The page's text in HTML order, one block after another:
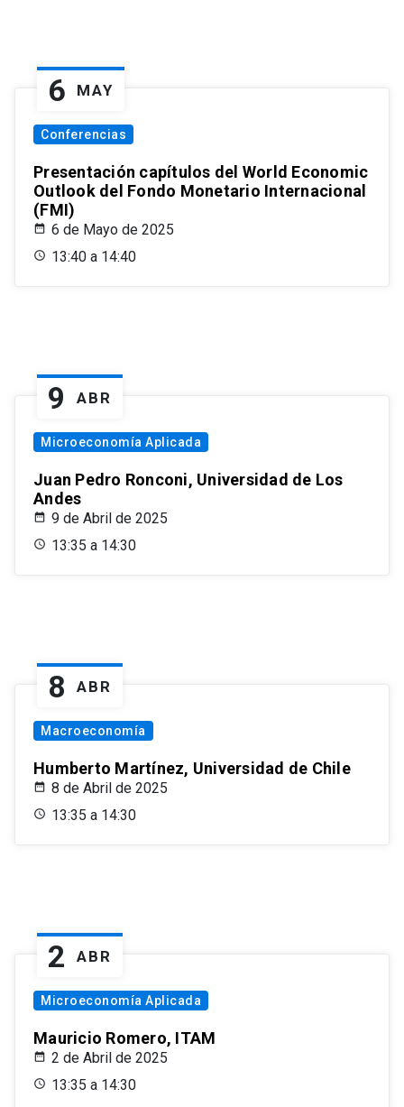
6 MAY
Conferencias
Presentación capítulos del World Economic
Outlook del Fondo Monetario Internacional
(FMI)
6 de Mayo de 2025
13:40 a 14:40
9 ABR
Microeconomía Aplicada
Juan Pedro Ronconi, Universidad de Los
Andes
9 de Abril de 2025
13:35 a 14:30
8 ABR
Macroeconomía
Humberto Martínez, Universidad de Chile
8 de Abril de 2025
13:35 a 14:30
2 ABR
Microeconomía Aplicada
Mauricio Romero, ITAM
2 de Abril de 2025
13:35 a 14:30